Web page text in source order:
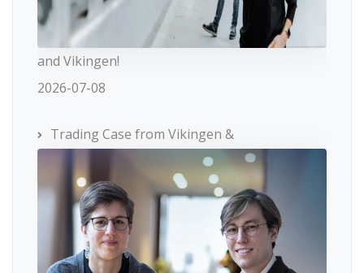
and Vikingen!
2026-07-08
Trading Case from Vikingen &